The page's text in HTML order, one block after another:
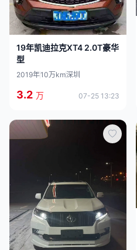
19年凯迪拉克XT4 2.0T豪华
型
2019年10万km深圳
3.2 万 07-25 13:23